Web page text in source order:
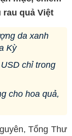
rau quả Việt
da xanh
Kỳ
USD chỉ trong
cho hoa quả,
Tổng Thư